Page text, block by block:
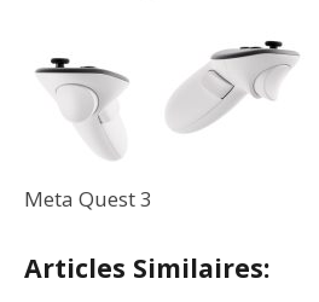
Meta Quest 3
Articles Similaires: